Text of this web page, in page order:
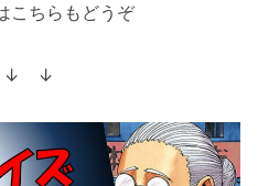
こちらもどうぞ
↓